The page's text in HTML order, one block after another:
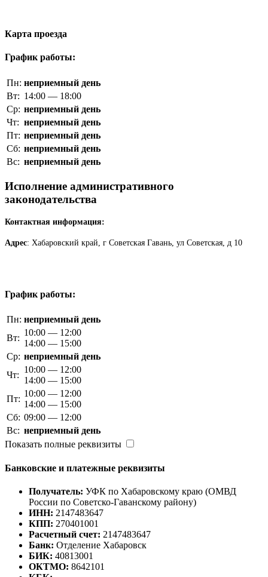
Карта проезда
График работы:
Пн: неприемный день
Вт: 14:00 — 18:00
Ср: неприемный день
Чт: неприемный день
Пт: неприемный день
Сб: неприемный день
Вс: неприемный день
Исполнение административного
законодательства
Контактная информация:
Адрес: Хабаровский край, г Советская Гавань, ул Советская, д 10
График работы:
Пн: неприемный день
Вт:
10:00 — 12:00
14:00 — 15:00
Ср: неприемный день
Чт:
10:00 — 12:00
14:00 — 15:00
Пт:
10:00 — 12:00
14:00 — 15:00
Сб: 09:00 — 12:00
Вс: неприемный день
Показать полные реквизиты
Банковские и платежные реквизиты
Получатель: УФК по Хабаровскому краю (ОМВД
России по Советско-Гаванскому району)
ИНН: 2147483647
КПП: 270401001
Расчетный счет: 2147483647
Банк: Отделение Хабаровск
БИК: 40813001
ОКТМО: 8642101